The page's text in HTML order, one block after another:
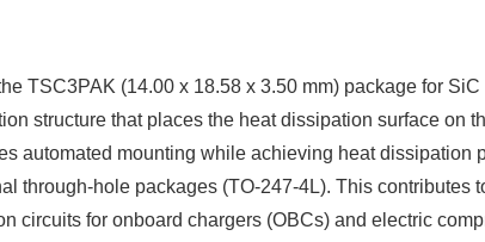
TSC3PAK (14.00 x 18.58 x 3.50 mm) package for SiC
structure that places the heat dissipation surface on
automated mounting while achieving heat dissipation
through-hole packages (TO-247-4L). This contributes
circuits for onboard chargers (OBCs) and electric